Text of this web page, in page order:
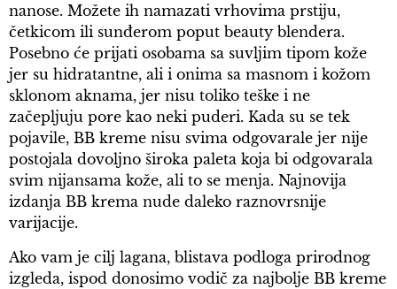
nanose. Možete ih namazati vrhovima prstiju,
četkicom ili sunđerom poput beauty blendera.
Posebno će prijati osobama sa suvljim tipom kože
jer su hidratantne, ali i onima sa masnom i kožom
sklonom aknama, jer nisu toliko teške i ne
začepljuju pore kao neki puderi. Kada su se tek
pojavile, BB kreme nisu svima odgovarale jer nije
postojala dovoljno široka paleta koja bi odgovarala
svim nijansama kože, ali to se menja. Najnovija
izdanja BB krema nude daleko raznovrsnije
varijacije.
Ako vam je cilj lagana, blistava podloga prirodnog
izgleda, ispod donosimo vodič za najbolje BB kreme